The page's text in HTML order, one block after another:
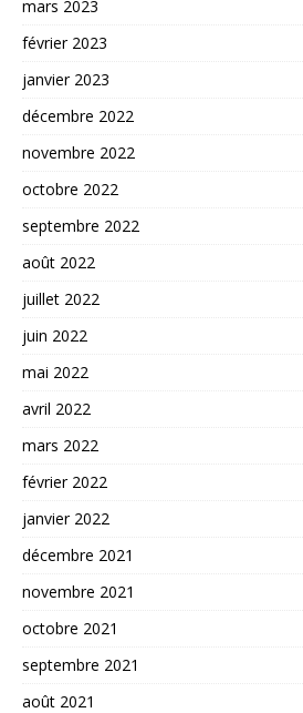
mars 2023
février 2023
janvier 2023
décembre 2022
novembre 2022
octobre 2022
septembre 2022
août 2022
juillet 2022
juin 2022
mai 2022
avril 2022
mars 2022
février 2022
janvier 2022
décembre 2021
novembre 2021
octobre 2021
septembre 2021
août 2021